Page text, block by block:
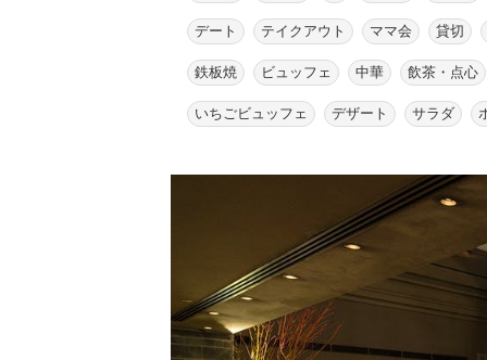
デート テイクアウト ママ会 貸切
鉄板焼 ビュッフェ 中華 飲茶・点心
いちごビュッフェ デザート サラダ